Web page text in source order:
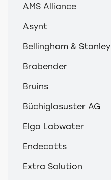
AMS Alliance
Asynt
Bellingham & Stanley
Brabender
Bruins
Büchiglasuster AG
Elga Labwater
Endecotts
Extra Solution